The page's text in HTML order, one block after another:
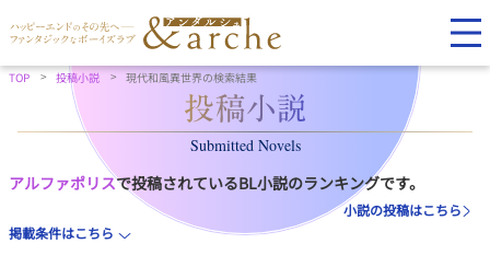
TOP 投稿小説 現代和風異世界の検索結果
Submitted Novels
アルファポリスで投稿されているBL小説のランキングです。
小説の投稿はこちら
掲載条件はこちら